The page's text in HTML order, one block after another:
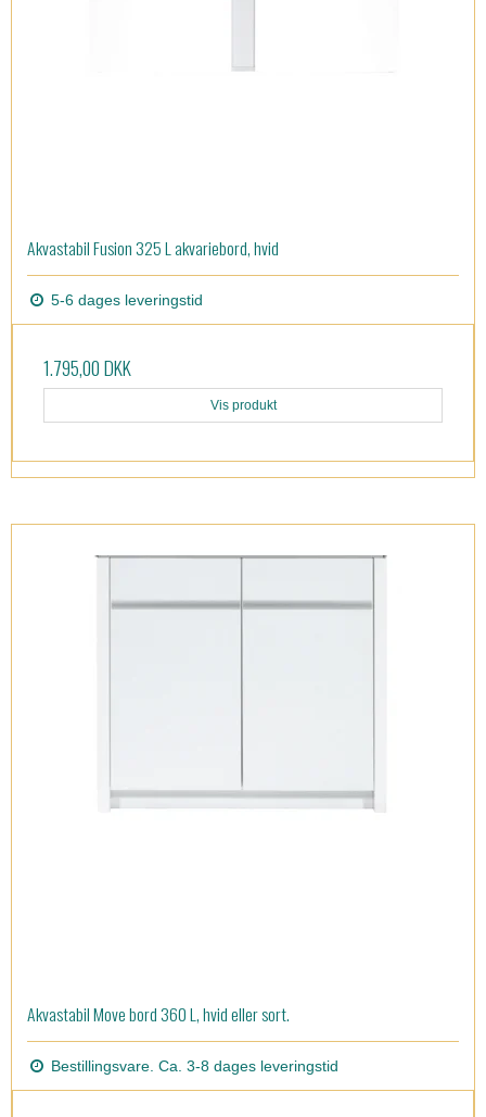
Akvastabil Fusion 325 L akvariebord, hvid
5-6 dages leveringstid
1.795,00 DKK
Vis produkt
Akvastabil Move bord 360 L, hvid eller sort.
Bestillingsvare. Ca. 3-8 dages leveringstid